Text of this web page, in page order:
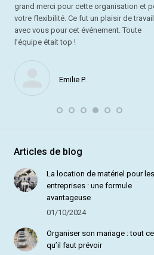
grand merci pour cette organisation et
votre flexibilité. Ce fut un plaisir de
avec vous pour cet événement. Toute
l’équipe était top !
Emilie P.
Articles de blog
La location de matériel pour les
entreprises : une formule
avantageuse
01/10/2024
Organiser son mariage : tout ce
qu’il faut prévoir